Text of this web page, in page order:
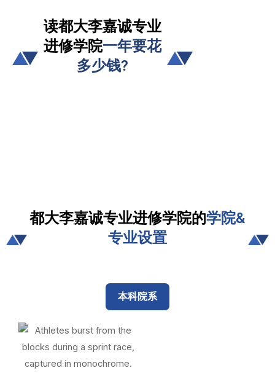
读都大李嘉诚专业
进修学院一年要花
多少钱?
都大李嘉诚专业进修学院的学院&
专业设置
本科院系